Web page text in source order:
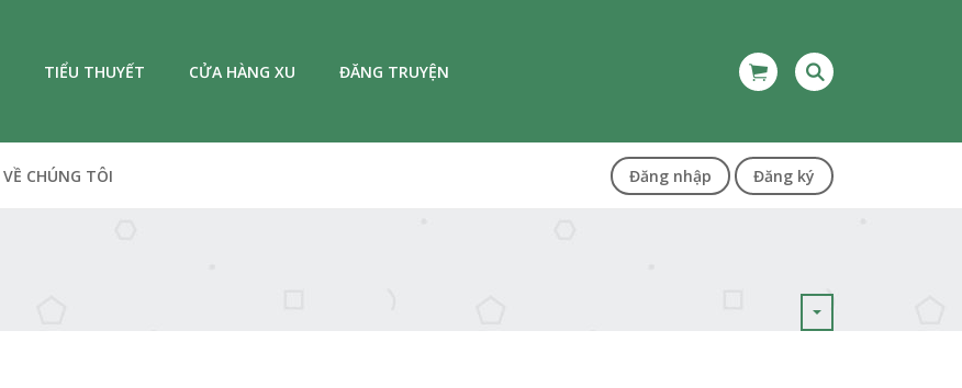
TIỂU THUYẾT CỬA HÀNG XU ĐĂNG TRUYỆN
VỀ CHÚNG TÔI Đăng nhập Đăng ký